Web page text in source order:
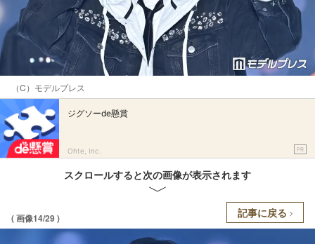
（C）モデルプレス
ジグソーde懸賞
Ohte, Inc. PR
スクロールすると次の画像が表示されます
( 画像14/29 ) 記事に戻る